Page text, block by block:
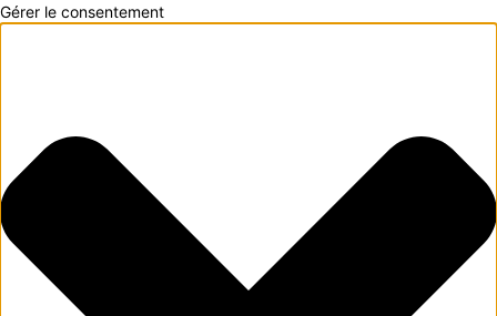
Gérer le consentement